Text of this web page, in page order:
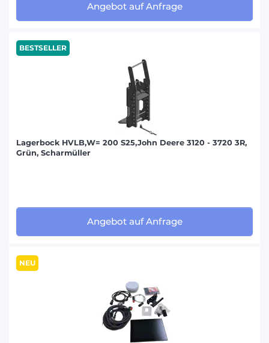
Angebot auf Anfrage
BESTSELLER
Lagerbock HVLB,W= 200 S25,John Deere 3120 - 3720 3R,
Grün, Scharmüller
Angebot auf Anfrage
NEU